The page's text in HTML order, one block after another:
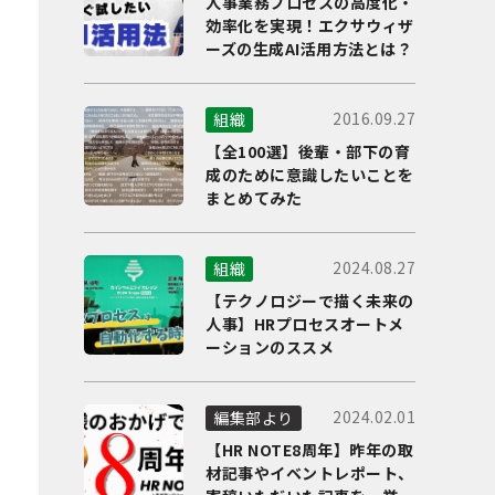
効率化を実現！エクサウィザ
ーズの生成AI活用方法とは？
組織
2016.09.27
【全100選】後輩・部下の育
成のために意識したいことを
まとめてみた
組織
2024.08.27
【テクノロジーで描く未来の
人事】HRプロセスオートメ
ーションのススメ
編集部より
2024.02.01
【HR NOTE8周年】昨年の取
材記事やイベントレポート、